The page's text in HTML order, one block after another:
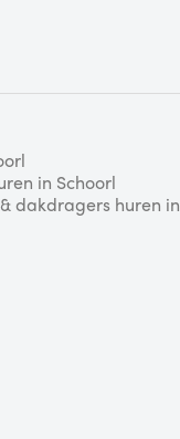
in Schoorl
dakdragers huren in